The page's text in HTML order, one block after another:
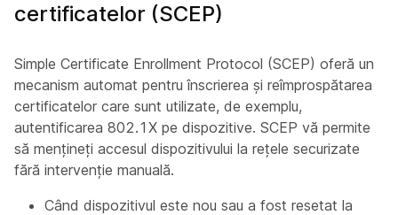
certificatelor (SCEP)
Simple Certificate Enrollment Protocol (SCEP) oferă un
mecanism automat pentru înscrierea și reîmprospătarea
certificatelor care sunt utilizate, de exemplu,
autentificarea 802.1X pe dispozitive. SCEP vă permite
să mențineți accesul dispozitivului la rețele securizate
fără intervenție manuală.
Când dispozitivul este nou sau a fost resetat la